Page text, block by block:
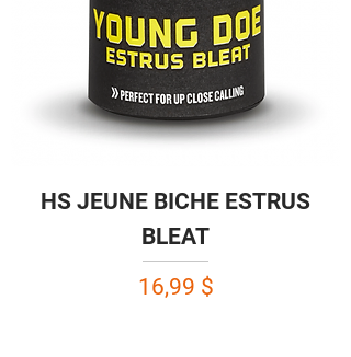
HS JEUNE BICHE ESTRUS
BLEAT
Prix
16,99 $